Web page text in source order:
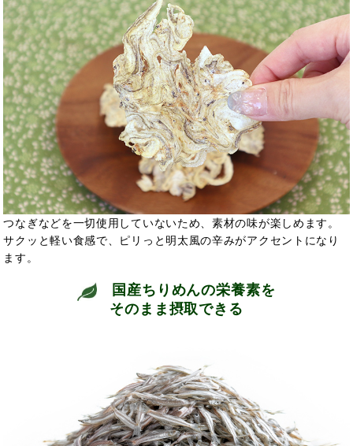
つなぎなどを一切使用していないため、素材の味が楽しめます。
サクッと軽い食感で、ピリっと明太風の辛みがアクセントになり
ます。
国産ちりめんの栄養素を
そのまま摂取できる